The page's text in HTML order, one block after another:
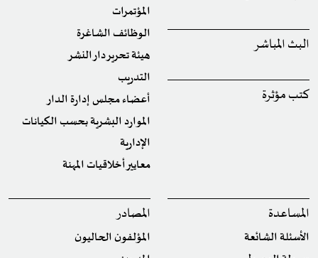
البث المباشر
كتب مؤثرة
المؤتمرات
الوظائف الشاغرة
هيئة تحرير دار النشر
التدريب
أعضاء مجلس إدارة الدار
الموارد البشرية بحسب الكيانات
الإدارية
معايير أخلاقيات المهنة
المساعدة
الأسئلة الشائعة
المصادر
المؤلفون الحاليون